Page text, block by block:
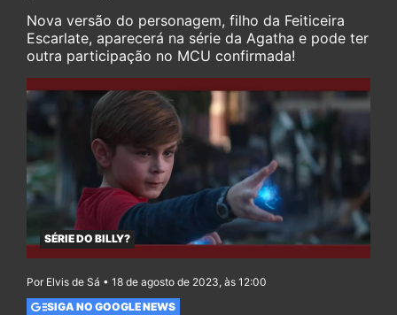
Nova versão do personagem, filho da Feiticeira
Escarlate, aparecerá na série da Agatha e pode ter
outra participação no MCU confirmada!
SÉRIE DO BILLY?
Por Elvis de Sá • 18 de agosto de 2023, às 12:00
SIGA NO GOOGLE NEWS